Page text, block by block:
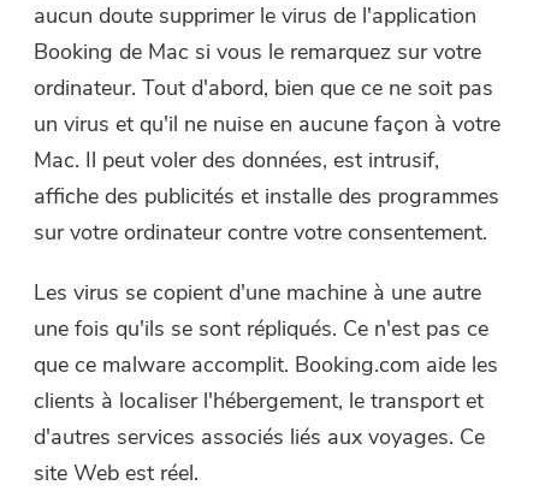
aucun doute supprimer le virus de l'application
Booking de Mac si vous le remarquez sur votre
ordinateur. Tout d'abord, bien que ce ne soit pas
un virus et qu'il ne nuise en aucune façon à votre
Mac. Il peut voler des données, est intrusif,
affiche des publicités et installe des programmes
sur votre ordinateur contre votre consentement.
Les virus se copient d'une machine à une autre
une fois qu'ils se sont répliqués. Ce n'est pas ce
que ce malware accomplit. Booking.com aide les
clients à localiser l'hébergement, le transport et
d'autres services associés liés aux voyages. Ce
site Web est réel.